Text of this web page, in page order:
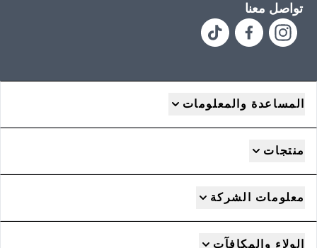
تواصل معنا
المساعدة والمعلومات
منتجات
معلومات الشركة
الولاء والمكافآت